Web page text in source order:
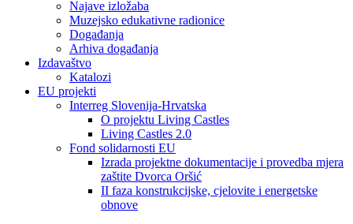
Najave izložaba
Muzejsko edukativne radionice
Događanja
Arhiva događanja
Izdavaštvo
Katalozi
EU projekti
Interreg Slovenija-Hrvatska
O projektu Living Castles
Living Castles 2.0
Fond solidarnosti EU
Izrada projektne dokumentacije i provedba mjera
zaštite Dvorca Oršić
II faza konstrukcijske, cjelovite i energetske
obnove